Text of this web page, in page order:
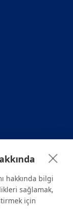
amaçlıdır.
ya da bir sağlık
hakkında bilgi
sağlamak,
için